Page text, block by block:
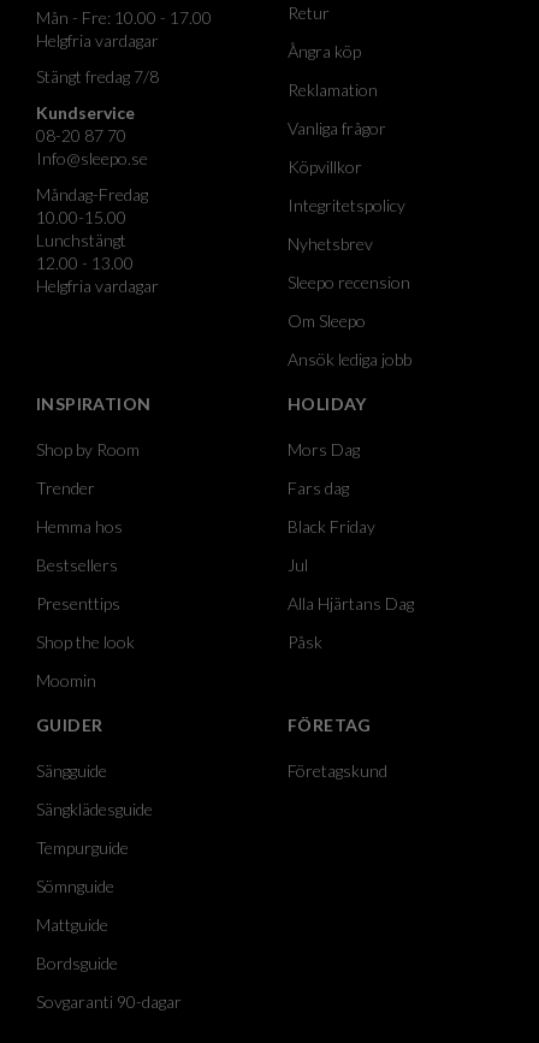
Mån - Fre: 10.00 - 17.00
Helgfria vardagar
Stängt fredag 7/8
Kundservice
08-20 87 70
Info@sleepo.se
Måndag-Fredag
10.00-15.00
Lunchstängt
12.00 - 13.00
Helgfria vardagar
Retur
Ångra köp
Reklamation
Vanliga frågor
Köpvillkor
Integritetspolicy
Nyhetsbrev
Sleepo recension
Om Sleepo
Ansök lediga jobb
INSPIRATION
Shop by Room
Trender
Hemma hos
Bestsellers
Presenttips
Shop the look
Moomin
HOLIDAY
Mors Dag
Fars dag
Black Friday
Jul
Alla Hjärtans Dag
Påsk
GUIDER
Sängguide
Sängklädesguide
Tempurguide
Sömnguide
Mattguide
Bordsguide
Sovgaranti 90-dagar
FÖRETAG
Företagskund